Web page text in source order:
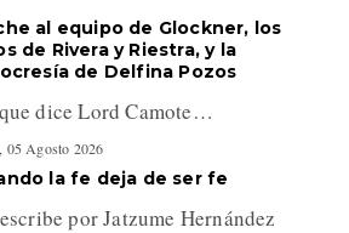
al equipo de Glockner, los
de Rivera y Riestra, y la
de Delfina Pozos
dice Lord Camote…
05 Agosto 2026
la fe deja de ser fe
por Jatzume Hernández